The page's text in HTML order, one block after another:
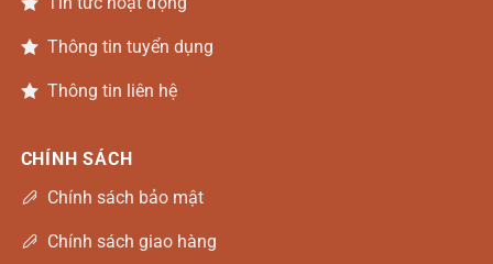
Thông tin tuyển dụng
Thông tin liên hệ
CHÍNH SÁCH
Chính sách bảo mật
Chính sách giao hàng